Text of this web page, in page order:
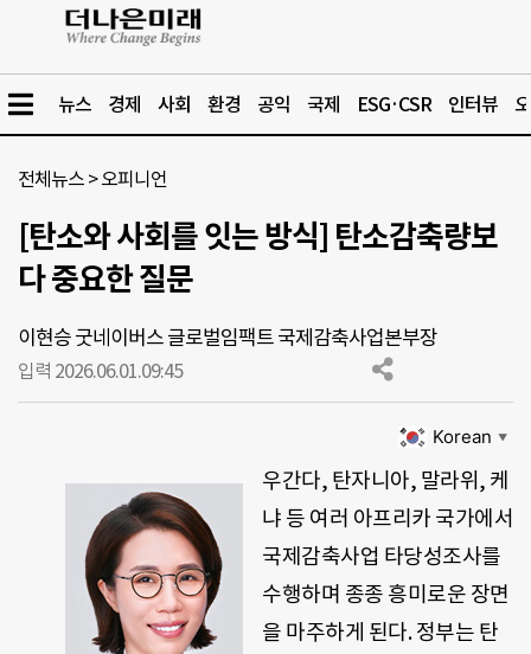
뉴스 경제 사회 환경 공익 국제 ESG·CSR 인터뷰
전체뉴스 >오피니언
[탄소와 사회를 잇는 방식] 탄소감축량보
다 중요한 질문
이현승 굿네이버스 글로벌임팩트 국제감축사업본부장
입력 2026.06.01.09:45
Korean ▼
우간다, 탄자니아, 말라위, 케
냐 등 여러 아프리카 국가에서
국제감축사업 타당성조사를
수행하며 종종 흥미로운 장면
을 마주하게 된다. 정부는 탄